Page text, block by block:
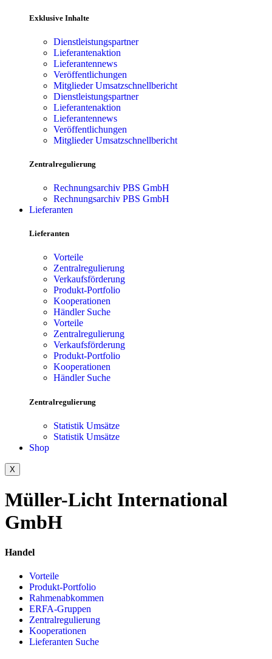
Exklusive Inhalte
Dienstleistungspartner
Lieferantenaktion
Lieferantennews
Veröffentlichungen
Mitglieder Umsatzschnellbericht
Dienstleistungspartner
Lieferantenaktion
Lieferantennews
Veröffentlichungen
Mitglieder Umsatzschnellbericht
Zentralregulierung
Rechnungsarchiv PBS GmbH
Rechnungsarchiv PBS GmbH
Lieferanten
Lieferanten
Vorteile
Zentralregulierung
Verkaufsförderung
Produkt-Portfolio
Kooperationen
Händler Suche
Vorteile
Zentralregulierung
Verkaufsförderung
Produkt-Portfolio
Kooperationen
Händler Suche
Zentralregulierung
Statistik Umsätze
Statistik Umsätze
Shop
X
Müller-Licht International
GmbH
Handel
Vorteile
Produkt-Portfolio
Rahmenabkommen
ERFA-Gruppen
Zentralregulierung
Kooperationen
Lieferanten Suche